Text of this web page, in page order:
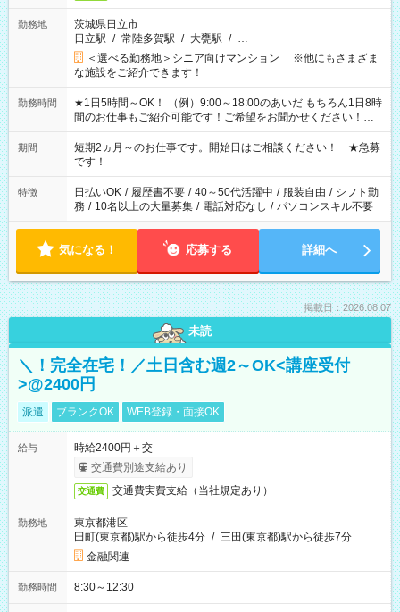
勤務地
茨城県日立市
日立駅 / 常陸多賀駅 / 大甕駅 / …
＜選べる勤務地＞シニア向けマンション ※他にもさまざま
な施設をご紹介できます！
勤務時間
★1日5時間～OK！ （例）9:00～18:00のあいだ もちろん1日8時
間のお仕事もご紹介可能です！ご希望をお聞かせください！★
家庭の都合でお休みが必要な場合も遠慮なくご相談ください。
※週最低15時間以上の勤務が必要です
期間
短期2ヵ月～のお仕事です。開始日はご相談ください！ ★急募
です！
特徴 日払いOK / 履歴書不要 / 40～50代活躍中 / 服装自由 / シフト勤
務 / 10名以上の大量募集 / 電話対応なし / パソコンスキル不要
気になる！ 応募する 詳細へ
掲載日：2026.08.07
未読
＼！完全在宅！／土日含む週2～OK<講座受付
>@2400円
派遣 ブランクOK WEB登録・面接OK
給与
時給2400円＋交
交通費別途支給あり
交通費 交通費実費支給（当社規定あり）
勤務地
東京都港区
田町(東京都)駅から徒歩4分 / 三田(東京都)駅から徒歩7分
金融関連
勤務時間 8:30～12:30